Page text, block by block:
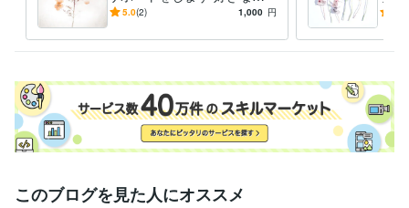
に囲まれる体質へ✨実践的サ
5.0(2) 1,000 円
ット
このブログを見た人にオススメ